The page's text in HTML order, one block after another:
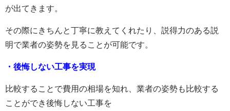
が出てきます。
その際にきちんと丁寧に教えてくれたり、説得力のある説
明で業者の姿勢を見ることが可能です。
・後悔しない工事を実現
比較することで費用の相場を知れ、業者の姿勢も比較する
ことができ後悔しない工事を